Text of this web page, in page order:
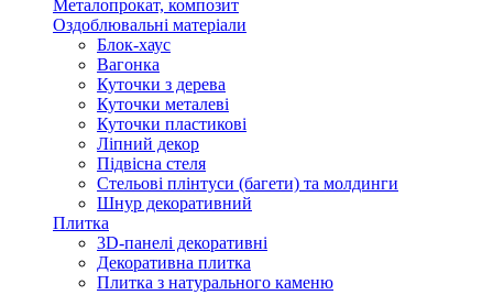
Металопрокат, композит
Оздоблювальні матеріали
Блок-хаус
Вагонка
Куточки з дерева
Куточки металеві
Куточки пластикові
Ліпний декор
Підвісна стеля
Стельові плінтуси (багети) та молдинги
Шнур декоративний
Плитка
3D-панелі декоративні
Декоративна плитка
Плитка з натурального каменю